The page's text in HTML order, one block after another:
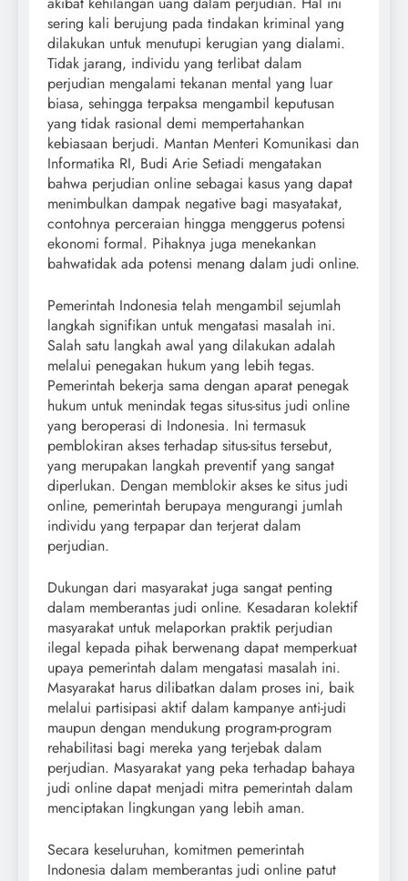
sering kali berujung pada tindakan kriminal yang
dilakukan untuk menutupi kerugian yang dialami.
Tidak jarang, individu yang terlibat dalam
perjudian mengalami tekanan mental yang luar
biasa, sehingga terpaksa mengambil keputusan
yang tidak rasional demi mempertahankan
kebiasaan berjudi. Mantan Menteri Komunikasi dan
Informatika RI, Budi Arie Setiadi mengatakan
bahwa perjudian online sebagai kasus yang dapat
menimbulkan dampak negative bagi masyatakat,
contohnya perceraian hingga menggerus potensi
ekonomi formal. Pihaknya juga menekankan
bahwatidak ada potensi menang dalam judi online.
Pemerintah Indonesia telah mengambil sejumlah
langkah signifikan untuk mengatasi masalah ini.
Salah satu langkah awal yang dilakukan adalah
melalui penegakan hukum yang lebih tegas.
Pemerintah bekerja sama dengan aparat penegak
hukum untuk menindak tegas situs-situs judi online
yang beroperasi di Indonesia. Ini termasuk
pemblokiran akses terhadap situs-situs tersebut,
yang merupakan langkah preventif yang sangat
diperlukan. Dengan memblokir akses ke situs judi
online, pemerintah berupaya mengurangi jumlah
individu yang terpapar dan terjerat dalam
perjudian.
Dukungan dari masyarakat juga sangat penting
dalam memberantas judi online. Kesadaran kolektif
masyarakat untuk melaporkan praktik perjudian
ilegal kepada pihak berwenang dapat memperkuat
upaya pemerintah dalam mengatasi masalah ini.
Masyarakat harus dilibatkan dalam proses ini, baik
melalui partisipasi aktif dalam kampanye anti-judi
maupun dengan mendukung program-program
rehabilitasi bagi mereka yang terjebak dalam
perjudian. Masyarakat yang peka terhadap bahaya
judi online dapat menjadi mitra pemerintah dalam
menciptakan lingkungan yang lebih aman.
Secara keseluruhan, komitmen pemerintah
Indonesia dalam memberantas judi online patut